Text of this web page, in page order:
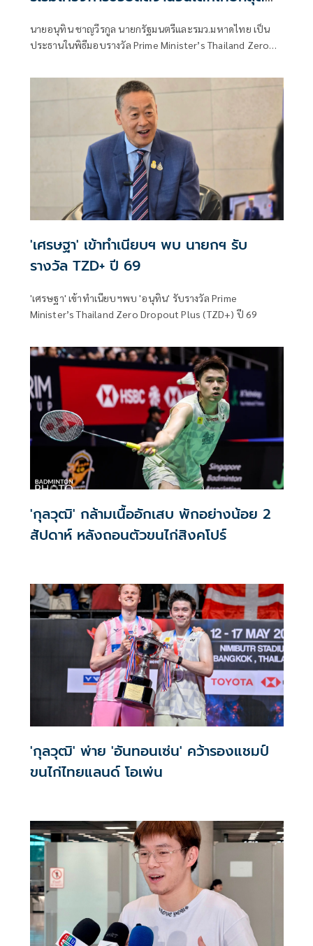
นายอนุทิน ชาญวีรกูล นายกรัฐมนตรีและรมว.มหาดไทย เป็น
ประธานในพิธีมอบรางวัล Prime Minister’s Thailand Zero
นายเศรษฐา ทวีสิน อดีตนายกรัฐมนตรี เข้ารับรางวัลเกียรติยศ
เพื่อยกย่องเชิดชูเกียรติ ในฐานะผู้ริเริ่มผลักดันโครงการ
Thailand Zero Dropout ให้เป็นวาระแห่งชาติ คืนโอกาสและ
อนาคตให้เด็กและเยาวชนนอกระบบการศึกษาไทย
'เศรษฐา' เข้าทำเนียบฯ พบ นายกฯ รับ
รางวัล TZD+ ปี 69
'เศรษฐา' เข้าทำเนียบฯพบ 'อนุทิน' รับรางวัล Prime
Minister’s Thailand Zero Dropout Plus (TZD+) ปี 69
'กุลวุฒิ' กล้ามเนื้ออักเสบ พักอย่างน้อย 2
สัปดาห์ หลังถอนตัวขนไก่สิงคโปร์
'กุลวุฒิ' พ่าย 'อันทอนเซ่น' คว้ารองแชมป์
ขนไก่ไทยแลนด์ โอเพ่น